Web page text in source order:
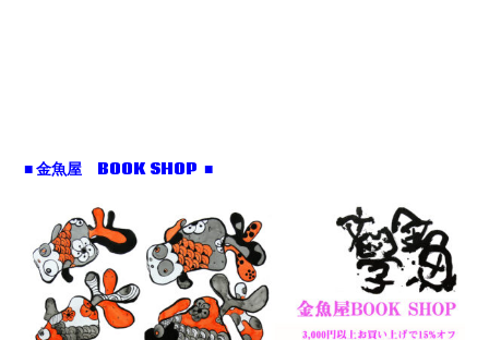
■ 金魚屋 BOOK SHOP ■